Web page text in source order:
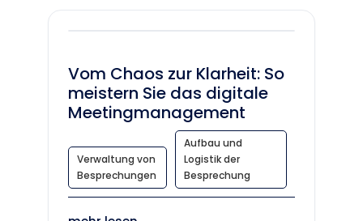
Vom Chaos zur Klarheit: So
meistern Sie das digitale
Meetingmanagement
Verwaltung von
Besprechungen
Aufbau und
Logistik der
Besprechung